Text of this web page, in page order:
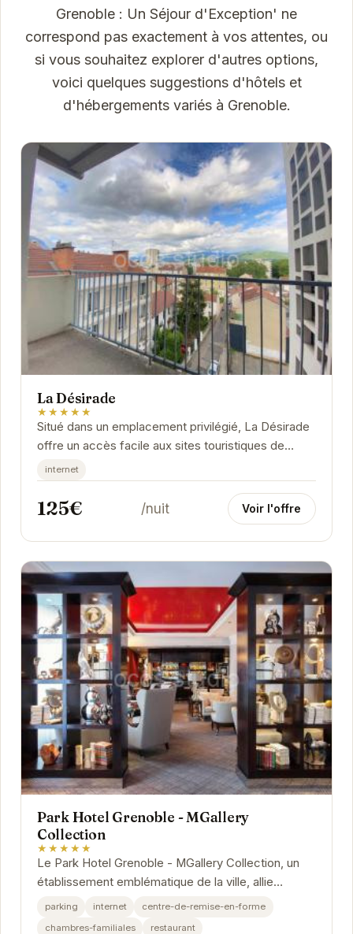
Grenoble : Un Séjour d'Exception' ne
correspond pas exactement à vos attentes, ou
si vous souhaitez explorer d'autres options,
voici quelques suggestions d'hôtels et
d'hébergements variés à Grenoble.
La Désirade
★★★★★
Situé dans un emplacement privilégié, La Désirade
offre un accès facile aux sites touristiques de
Grenoble. L'appartement est moderne et bien...
internet
125€ /nuit Voir l'offre
Park Hotel Grenoble - MGallery
Collection
★★★★★
Le Park Hotel Grenoble - MGallery Collection, un
établissement emblématique de la ville, allie
charme historique et modernité. Ses chambres...
parking internet
centre-de-remise-en-forme
chambres-familiales
restaurant